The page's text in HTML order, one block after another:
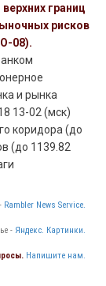
границ
рисков
08).
и рынка
13-02 (мск)
коридора (до
(до 1139.82
Rambler News Service.
- Яндекс. Картинки.
Напишите нам.